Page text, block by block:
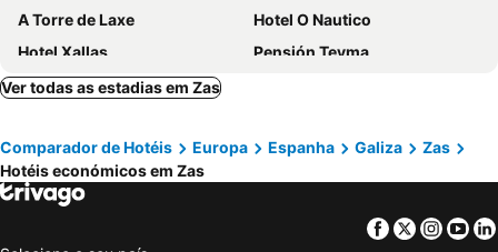
A Torre de Laxe
Hotel O Nautico
Hotel Xallas
Pensión Teyma
Pensión Plaza
Ver todas as estadias em Zas
Comparador de Hotéis Europa Espanha Galiza
Zas
Hotéis económicos em Zas
Facebook
Twitter